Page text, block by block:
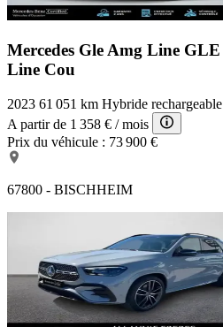
Mercedes Gle Amg Line
Line Cou
2023 61 051 km Hybride rechargeable
A partir de 1 358 € / mois
Prix du véhicule : 73 900 €
67800 - BISCHHEIM